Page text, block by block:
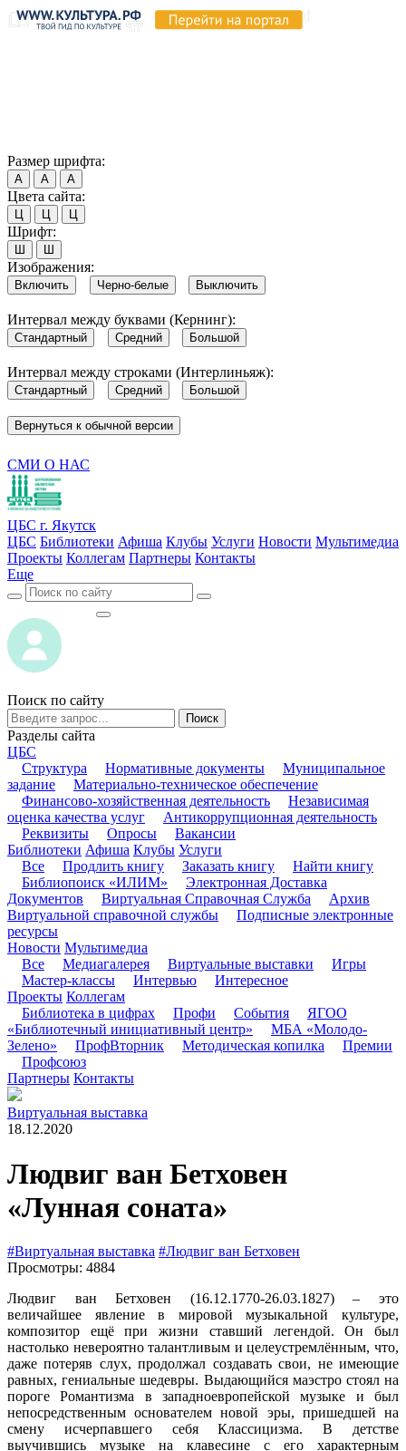
Размер шрифта:
А А А
Цвета сайта:
Ц Ц Ц
Шрифт:
Ш Ш
Изображения:
Включить Черно-белые Выключить
Интервал между буквами (Кернинг):
Стандартный Средний Большой
Интервал между строками (Интерлиньяж):
Стандартный Средний Большой
Вернуться к обычной версии
СМИ О НАС
ЦБС г. Якутск
ЦБС Библиотеки Афиша Клубы Услуги Новости Мультимедиа
Проекты Коллегам Партнеры Контакты
Еще
Поиск по сайту
Поиск
Разделы сайта
ЦБС
Структура
Нормативные документы
Муниципальное
задание
Материально-техническое обеспечение
Финансово-хозяйственная деятельность
Независимая
оценка качества услуг
Антикоррупционная деятельность
Реквизиты
Опросы
Вакансии
Библиотеки Афиша Клубы Услуги
Все
Продлить книгу Заказать книгу
Найти книгу
Библиопоиск «ИЛИМ»
Электронная Доставка
Документов
Виртуальная Справочная Служба
Архив
Виртуальной справочной службы
Подписные электронные
ресурсы
Новости Мультимедиа
Все
Медиагалерея Виртуальные выставки
Игры
Мастер-классы
Интервью
Интересное
Проекты Коллегам
Библиотека в цифрах
Профи События
ЯГОО
«Библиотечный инициативный центр»
МБА «Молодо-
Зелено»
ПрофВторник Методическая копилка
Премии
Профсоюз
Партнеры Контакты
Виртуальная выставка
18.12.2020
Людвиг ван Бетховен
«Лунная соната»
#Виртуальная выставка #Людвиг ван Бетховен
Просмотры: 4884
Людвиг ван Бетховен (16.12.1770-26.03.1827) – это
величайшее явление в мировой музыкальной культуре,
композитор ещё при жизни ставший легендой. Он был
настолько невероятно талантливым и целеустремлённым, что,
даже потеряв слух, продолжал создавать свои, не имеющие
равных, гениальные шедевры. Выдающийся маэстро стоял на
пороге Романтизма в западноевропейской музыке и был
непосредственным основателем новой эры, пришедшей на
смену исчерпавшего себя Классицизма. В детстве
выучившись музыке на клавесине с его характерным